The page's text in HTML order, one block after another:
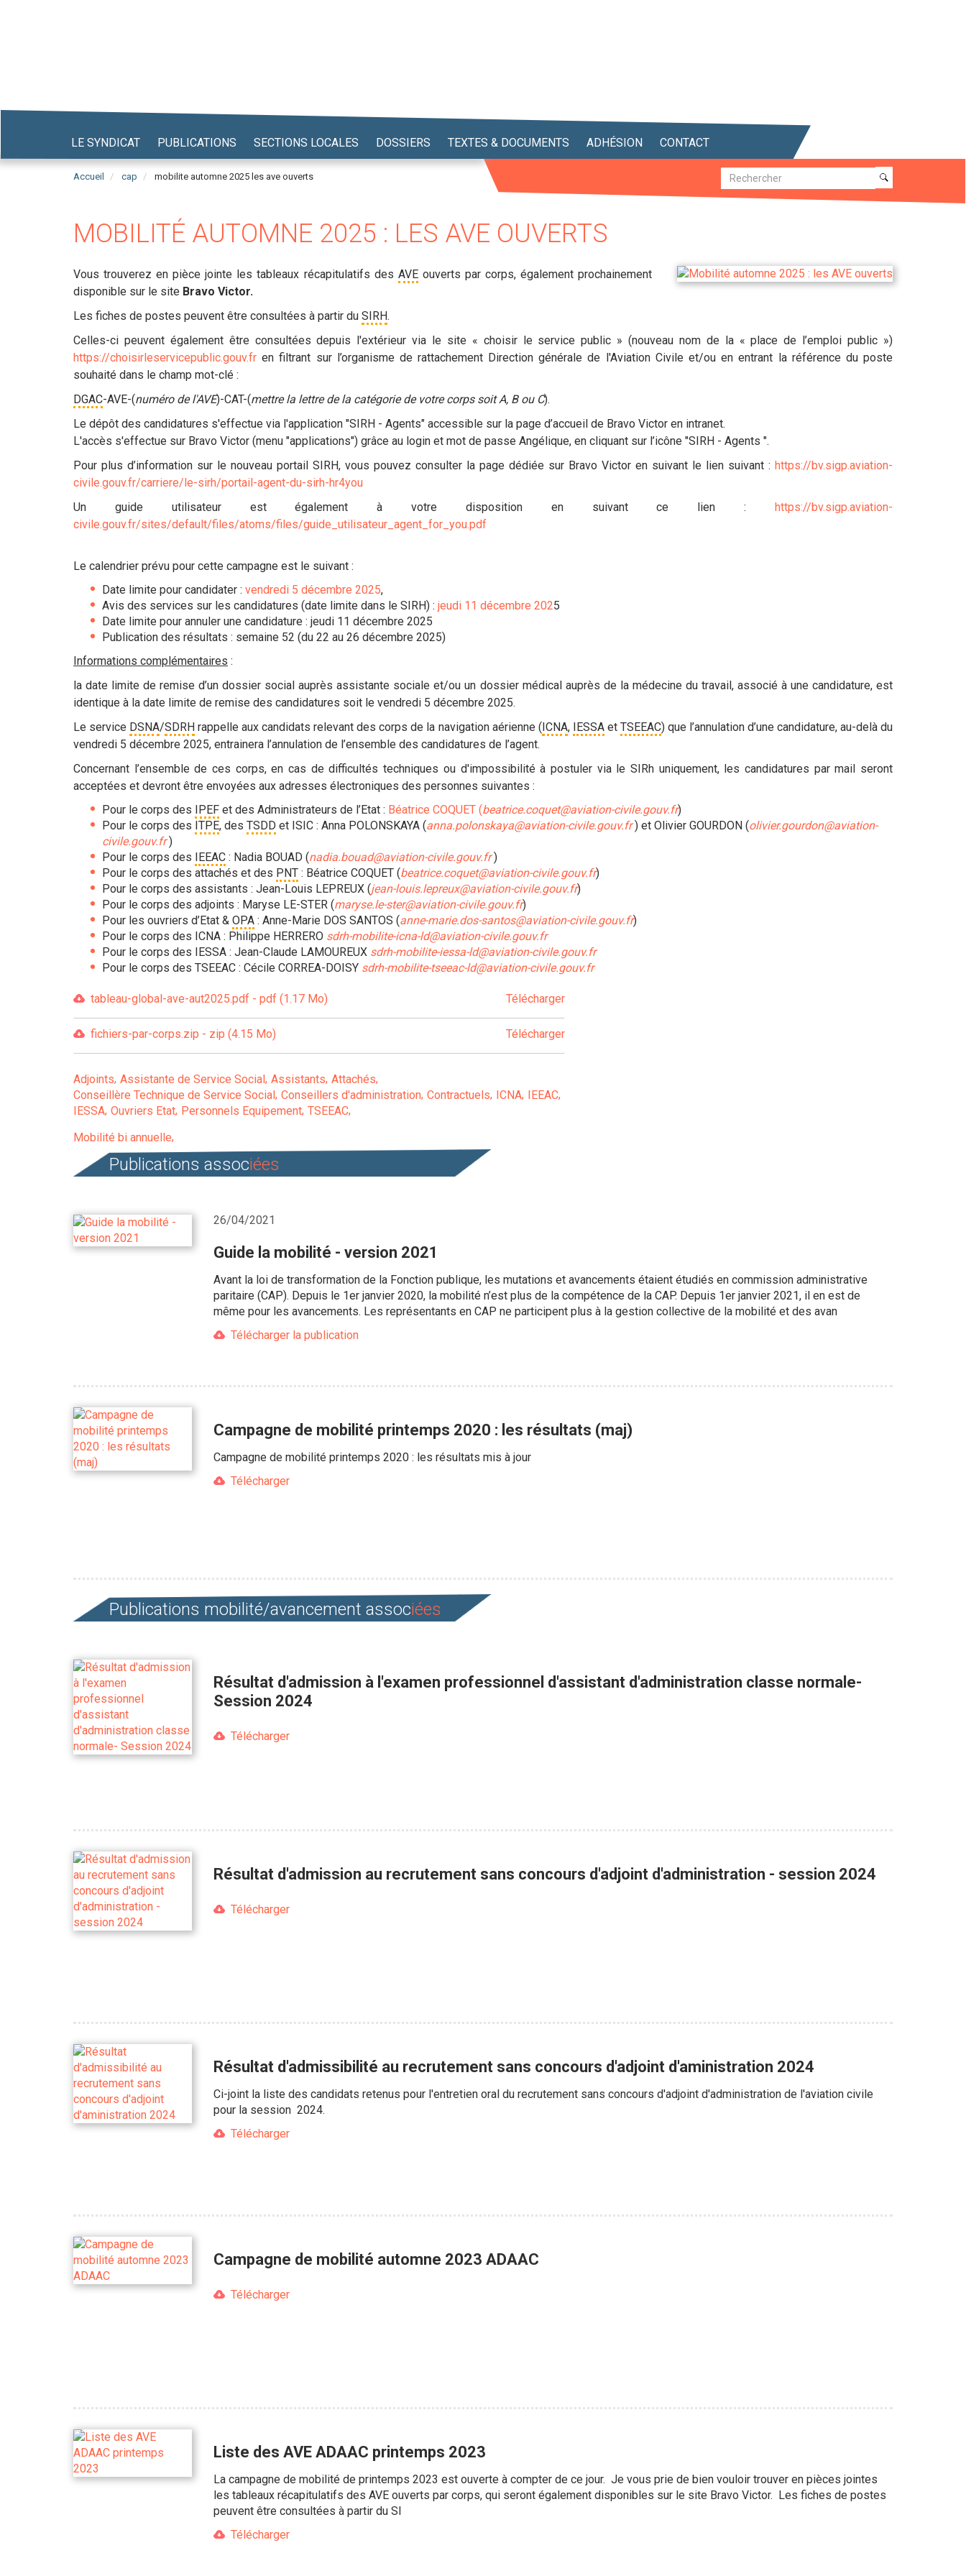
LE SYNDICAT PUBLICATIONS SECTIONS LOCALES DOSSIERS TEXTES & DOCUMENTS ADHÉSION CONTACT
Accueil cap mobilite automne 2025 les ave ouverts Recherche
Recherche
MOBILITÉ AUTOMNE 2025 : LES AVE OUVERTS
Vous trouverez en pièce jointe les tableaux récapitulatifs des AVEouverts par corps, également prochainement
disponible sur le site Bravo Victor.
Les fiches de postes peuvent être consultées à partir du SIRH.
Celles-ci peuvent également être consultées depuis l'extérieur via le site « choisir le service public » (nouveau nom de la « place de l’emploi public »)
https://choisirleservicepublic.gouv.fr en filtrant sur l’organisme de rattachement Direction générale de l'Aviation Civile et/ou en entrant la référence du poste
souhaité dans le champ mot-clé :
DGAC-AVE-(numéro de l'AVE)-CAT-(mettre la lettre de la catégorie de votre corps soit A, B ou C).
Le dépôt des candidatures s'effectue via l'application "SIRH - Agents" accessible sur la page d’accueil de Bravo Victor en intranet.
L'accès s'effectue sur Bravo Victor (menu "applications") grâce au login et mot de passe Angélique, en cliquant sur l’icône "SIRH - Agents ".
Pour plus d’information sur le nouveau portail SIRH, vous pouvez consulter la page dédiée sur Bravo Victor en suivant le lien suivant : https://bv.sigp.aviation-
civile.gouv.fr/carriere/le-sirh/portail-agent-du-sirh-hr4you
Un guide utilisateur est également à votre disposition en suivant ce lien : https://bv.sigp.aviation-
civile.gouv.fr/sites/default/files/atoms/files/guide_utilisateur_agent_for_you.pdf
Le calendrier prévu pour cette campagne est le suivant :
Date limite pour candidater : vendredi 5 décembre 2025,
Avis des services sur les candidatures (date limite dans le SIRH) : jeudi 11 décembre 2025
Date limite pour annuler une candidature : jeudi 11 décembre 2025
Publication des résultats : semaine 52 (du 22 au 26 décembre 2025)
Informations complémentaires :
la date limite de remise d’un dossier social auprès assistante sociale et/ou un dossier médical auprès de la médecine du travail, associé à une candidature, est
identique à la date limite de remise des candidatures soit le vendredi 5 décembre 2025.
Le service DSNA/SDRH rappelle aux candidats relevant des corps de la navigation aérienne (ICNA, IESSAet TSEEAC) que l’annulation d’une candidature, au-delà du
vendredi 5 décembre 2025, entrainera l’annulation de l’ensemble des candidatures de l’agent.
Concernant l’ensemble de ces corps, en cas de difficultés techniques ou d'impossibilité à postuler via le SIRh uniquement, les candidatures par mail seront
acceptées et devront être envoyées aux adresses électroniques des personnes suivantes :
Pour le corps des IPEF et des Administrateurs de l’Etat : Béatrice COQUET (beatrice.coquet@aviation-civile.gouv.fr)
Pour le corps des ITPE, des TSDD et ISIC : Anna POLONSKAYA (anna.polonskaya@aviation-civile.gouv.fr) et Olivier GOURDON (olivier.gourdon@aviation-
civile.gouv.fr )
Pour le corps des IEEAC : Nadia BOUAD (nadia.bouad@aviation-civile.gouv.fr )
Pour le corps des attachés et des PNT : Béatrice COQUET (beatrice.coquet@aviation-civile.gouv.fr)
Pour le corps des assistants : Jean-Louis LEPREUX (jean-louis.lepreux@aviation-civile.gouv.fr)
Pour le corps des adjoints : Maryse LE-STER (maryse.le-ster@aviation-civile.gouv.fr)
Pour les ouvriers d’Etat & OPA : Anne-Marie DOS SANTOS (anne-marie.dos-santos@aviation-civile.gouv.fr)
Pour le corps des ICNA : Philippe HERRERO sdrh-mobilite-icna-ld@aviation-civile.gouv.fr
Pour le corps des IESSA : Jean-Claude LAMOUREUX sdrh-mobilite-iessa-ld@aviation-civile.gouv.fr
Pour le corps des TSEEAC : Cécile CORREA-DOISY sdrh-mobilite-tseeac-ld@aviation-civile.gouv.fr
tableau-global-ave-aut2025.pdf - pdf (1.17 Mo) Télécharger
fichiers-par-corps.zip - zip (4.15 Mo) Télécharger
Adjoints Assistante de Service Social Assistants Attachés
Conseillère Technique de Service Social Conseillers d'administration Contractuels ICNA IEEAC
IESSA Ouvriers Etat Personnels Equipement TSEEAC
Mobilité bi annuelle
Publications associées
26/04/2021
Guide la mobilité - version 2021
Avant la loi de transformation de la Fonction publique, les mutations et avancements étaient étudiés en commission administrative
paritaire (CAP). Depuis le 1er janvier 2020, la mobilité n’est plus de la compétence de la CAP. Depuis 1er janvier 2021, il en est de
même pour les avancements. Les représentants en CAP ne participent plus à la gestion collective de la mobilité et des avan
Télécharger la publication
Campagne de mobilité printemps 2020 : les résultats (maj)
Campagne de mobilité printemps 2020 : les résultats mis à jour
Télécharger
Publications mobilité/avancement associées
Résultat d'admission à l'examen professionnel d'assistant d'administration classe normale-
Session 2024
Télécharger
Résultat d'admission au recrutement sans concours d'adjoint d'administration - session 2024
Télécharger
Résultat d'admissibilité au recrutement sans concours d'adjoint d'aministration 2024
Ci-joint la liste des candidats retenus pour l'entretien oral du recrutement sans concours d'adjoint d'administration de l'aviation civile
pour la session 2024.
Télécharger
Campagne de mobilité automne 2023 ADAAC
Télécharger
Liste des AVE ADAAC printemps 2023
La campagne de mobilité de printemps 2023 est ouverte à compter de ce jour. Je vous prie de bien vouloir trouver en pièces jointes
les tableaux récapitulatifs des AVE ouverts par corps, qui seront également disponibles sur le site Bravo Victor. Les fiches de postes
peuvent être consultées à partir du SI
Télécharger